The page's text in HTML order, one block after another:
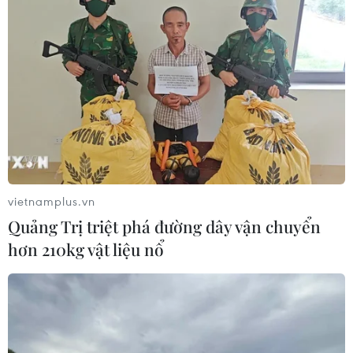
vietnamplus.vn
Quảng Trị triệt phá đường dây vận chuyển
hơn 210kg vật liệu nổ